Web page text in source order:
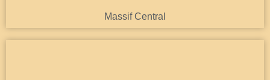
Massif Central